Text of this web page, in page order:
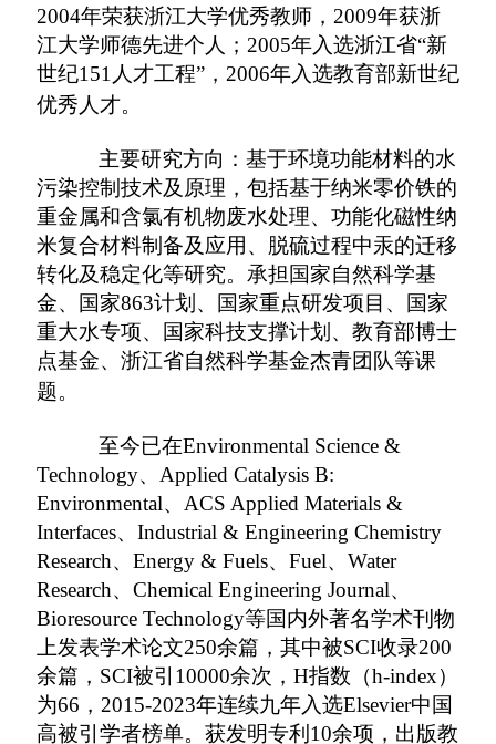
2004年荣获浙江大学优秀教师， 2009年获浙
江大学师德先进个人； 2005年入选浙江省“新
世纪151 人才工程”， 2006年入选教育部新世纪
优秀人才。
主要研究方向：基于环境功能材料的水
污染控制技术及原理，包括基于纳米零价铁的
重金属和含氯有机物废水处理、功能化磁性纳
米复合材料制备及应用、脱硫过程中汞的迁移
转化及稳定化等研究。承担国家自然科学基
金、国家863计划、国家重点研发项目、国家
重大水专项、国家科技支撑计划、教育部博士
点基金、浙江省自然科学基金杰青团队等课
题。
至今已在Environmental Science &
Technology、 Applied Catalysis B:
Environmental、 ACS Applied Materials &
Interfaces、 Industrial & Engineering Chemistry
Research、 Energy & Fuels、 Fuel、 Water
Research、 Chemical Engineering Journal、
Bioresource Technology等国内外著名学术刊物
上发表学术论文250余篇，其中被SCI收录200
余篇， SCI被引 10000余次， H指数 （h-index）
为66 ， 2015-2023年连续九年入选Elsevier中国
高被引学者榜单。获发明专利 10余项，出版教